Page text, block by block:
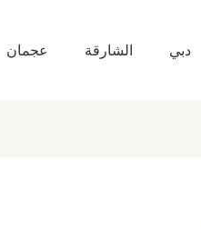
دبي الشارقة عجمان